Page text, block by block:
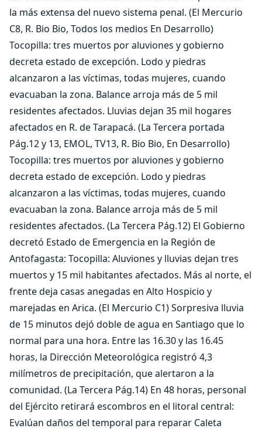
la más extensa del nuevo sistema penal. (El Mercurio
C8, R. Bio Bio, Todos los medios En Desarrollo)
Tocopilla: tres muertos por aluviones y gobierno
decreta estado de excepción. Lodo y piedras
alcanzaron a las víctimas, todas mujeres, cuando
evacuaban la zona. Balance arroja más de 5 mil
residentes afectados. Lluvias dejan 35 mil hogares
afectados en R. de Tarapacá. (La Tercera portada
Pág.12 y 13, EMOL, TV13, R. Bio Bio, En Desarrollo)
Tocopilla: tres muertos por aluviones y gobierno
decreta estado de excepción. Lodo y piedras
alcanzaron a las víctimas, todas mujeres, cuando
evacuaban la zona. Balance arroja más de 5 mil
residentes afectados. (La Tercera Pág.12) El Gobierno
decretó Estado de Emergencia en la Región de
Antofagasta: Tocopilla: Aluviones y lluvias dejan tres
muertos y 15 mil habitantes afectados. Más al norte, el
frente deja casas anegadas en Alto Hospicio y
marejadas en Arica. (El Mercurio C1) Sorpresiva lluvia
de 15 minutos dejó doble de agua en Santiago que lo
normal para una hora. Entre las 16.30 y las 16.45
horas, la Dirección Meteorológica registró 4,3
milímetros de precipitación, que alertaron a la
comunidad. (La Tercera Pág.14) En 48 horas, personal
del Ejército retirará escombros en el litoral central:
Evalúan daños del temporal para reparar Caleta